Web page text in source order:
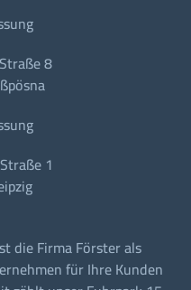
8
1
die Firma Förster als
für Ihre Kunden